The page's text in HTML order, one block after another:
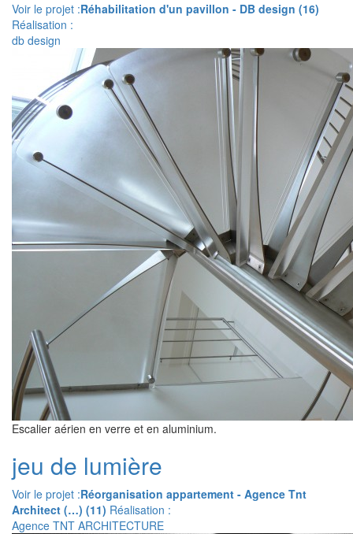
Voir le projet :Réhabilitation d'un pavillon - DB design (16)
Réalisation :
db design
Escalier aérien en verre et en aluminium.
jeu de lumière
Voir le projet :Réorganisation appartement - Agence Tnt
Architect (…) (11) Réalisation :
Agence TNT ARCHITECTURE